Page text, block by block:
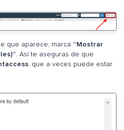
que aparece, marca “Mostrar
. Así te aseguras de que
, que a veces puede estar